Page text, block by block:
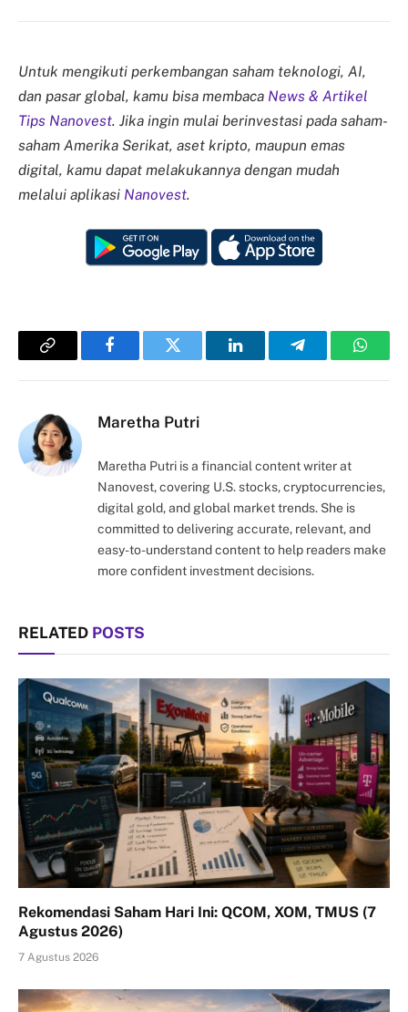
Untuk mengikuti perkembangan saham teknologi, AI,
dan pasar global, kamu bisa membaca News & Artikel
Tips Nanovest. Jika ingin mulai berinvestasi pada saham-
saham Amerika Serikat, aset kripto, maupun emas
digital, kamu dapat melakukannya dengan mudah
melalui aplikasi Nanovest.
Copy
FacebookTwitter LinkedInTelegram
Maretha Putri
Maretha Putri is a financial content writer at
Nanovest, covering U.S. stocks, cryptocurrencies,
digital gold, and global market trends. She is
committed to delivering accurate, relevant, and
easy-to-understand content to help readers make
more confident investment decisions.
RELATED POSTS
Rekomendasi Saham Hari Ini: QCOM, XOM, TMUS (7
Agustus 2026)
7 Agustus 2026